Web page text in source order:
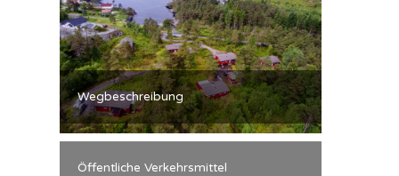
Wegbeschreibung
Öffentliche Verkehrsmittel